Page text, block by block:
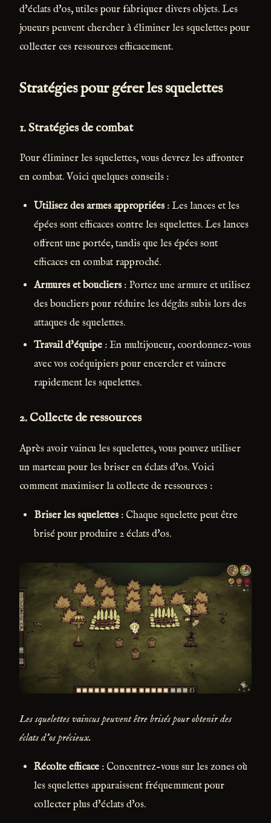
d'éclats d'os, utiles pour fabriquer divers objets. Les
joueurs peuvent chercher à éliminer les squelettes pour
collecter ces ressources efficacement.
Stratégies pour gérer les squelettes
1.Stratégies de combat
Pour éliminer les squelettes, vous devrez les affronter
en combat. Voici quelques conseils :
Utilisez des armes appropriées : Les lances et les
épées sont efficaces contre les squelettes. Les lances
offrent une portée, tandis que les épées sont
efficaces en combat rapproché.
Armures et boucliers : Portez une armure et utilisez
des boucliers pour réduire les dégâts subis lors des
attaques de squelettes.
Travail d'équipe : En multijoueur, coordonnez-vous
avec vos coéquipiers pour encercler et vaincre
rapidement les squelettes.
2. Collecte de ressources
Après avoir vaincu les squelettes, vous pouvez utiliser
un marteau pour les briser en éclats d'os. Voici
comment maximiser la collecte de ressources :
Briser les squelettes : Chaque squelette peut être
brisé pour produire 2 éclats d'os.
Les squelettes vaincus peuvent être brisés pour obtenir des
éclats d'os précieux.
Récolte efficace : Concentrez-vous sur les zones où
les squelettes apparaissent fréquemment pour
collecter plus d'éclats d'os.